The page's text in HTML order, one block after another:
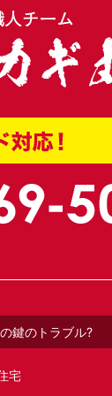
鍵のトラブル?
宅